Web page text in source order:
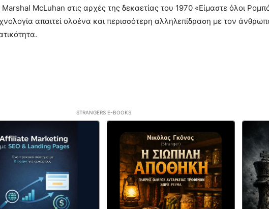
McLuhan στις αρχές της δεκαετίας του 1970 «Είμαστε όλοι
απαιτεί ολοένα και περισσότερη αλληλεπίδραση με τον
STRANGERS E-BOOKS